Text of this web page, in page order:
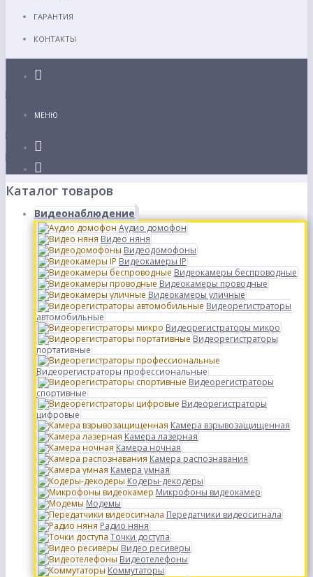
ГАРАНТИЯ
КОНТАКТЫ
МЕНЮ
Каталог товаров
Видеонаблюдение
Аудио домофон
Видео няня
Видеодомофоны
Видеокамеры IP
Видеокамеры беспроводные
Видеокамеры проводные
Видеокамеры уличные
Видеорегистраторы
автомобильные
Видеорегистраторы микро
Видеорегистраторы
портативные
Видеорегистраторы профессиональные
Видеорегистраторы
спортивные
Видеорегистраторы
цифровые
Камера взрывозащищенная
Камера лазерная
Камера ночная
Камера распознавания
Камера умная
Кодеры-декодеры
Микрофоны видеокамер
Модемы
Передатчики видеосигнала
Радио няня
Точки доступа
Видео ресиверы
Видеотелефоны
Коммутаторы